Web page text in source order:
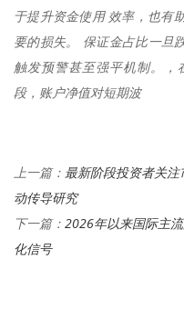
于提升资金使用 效率，也有
要的损失。 保证金占比一旦
触发预警甚至强平机制。，
段，账户净值对短期波
上一篇： 最新阶段投资者关
动传导研究
下一篇： 2026年以来国际主
化信号